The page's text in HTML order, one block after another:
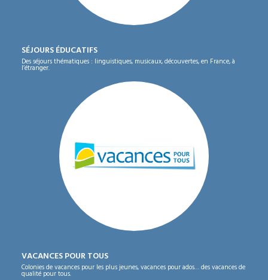
SÉJOURS ÉDUCATIFS
Des séjours thématiques : linguistiques, musicaux, découvertes, en France, à
l’étranger.
VACANCES POUR TOUS
Colonies de vacances pour les plus jeunes, vacances pour ados… des vacances de
qualité pour tous.